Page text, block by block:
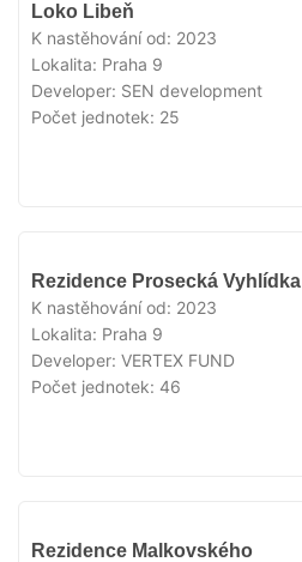
Loko Libeň
K nastěhování od: 2023
Lokalita: Praha 9
Developer: SEN development
Počet jednotek: 25
Rezidence Prosecká Vyhlídka
K nastěhování od: 2023
Lokalita: Praha 9
Developer: VERTEX FUND
Počet jednotek: 46
Rezidence Malkovského